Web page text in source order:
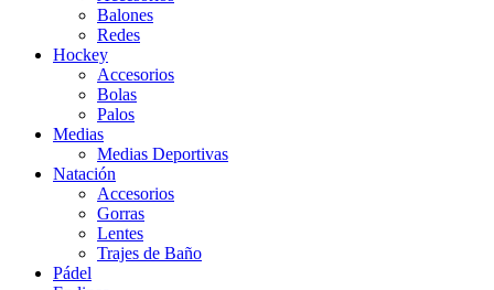
Balones
Redes
Hockey
Accesorios
Bolas
Palos
Medias
Medias Deportivas
Natación
Accesorios
Gorras
Lentes
Trajes de Baño
Pádel